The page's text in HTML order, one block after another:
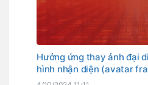
Hưởng ứng thay ảnh đại
hình nhận diện (avatar
đổi số quốc gia